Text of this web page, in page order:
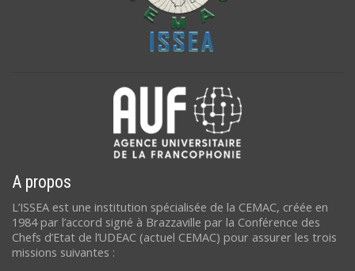
A propos
L’ISSEA est une institution spécialisée de la CEMAC, créée en
1984 par l’accord signé à Brazzaville par la Conférence des
Chefs d’Etat de l’UDEAC (actuel CEMAC) pour assurer les trois
missions suivantes :